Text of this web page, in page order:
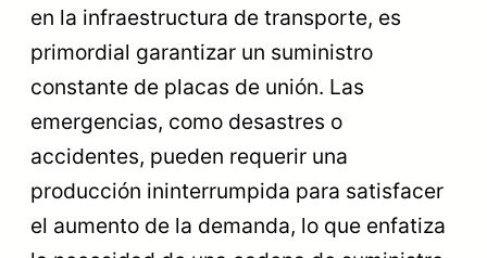
en la infraestructura de transporte, es
primordial garantizar un suministro
constante de placas de unión. Las
emergencias, como desastres o
accidentes, pueden requerir una
producción ininterrumpida para satisfacer
el aumento de la demanda, lo que enfatiza